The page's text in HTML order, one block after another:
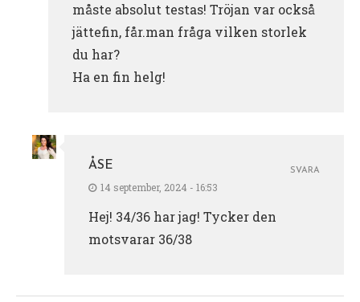
måste absolut testas! Tröjan var också
jättefin, får.man fråga vilken storlek
du har?
Ha en fin helg!
ÅSE
14 september, 2024 - 16:53
Hej! 34/36 har jag! Tycker den
motsvarar 36/38
SVARA